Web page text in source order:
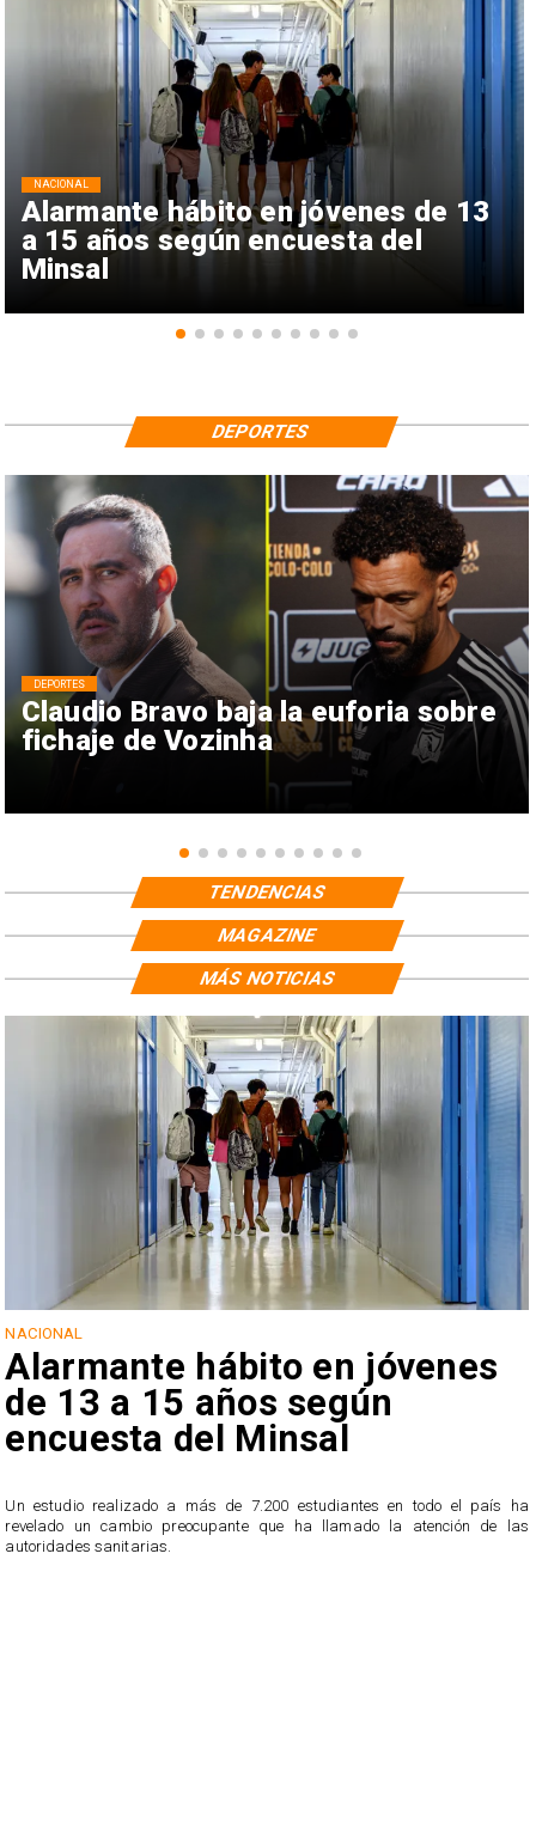
Alarmante hábito en jóvenes de 13
a 15 años según encuesta del
Minsal
NACIONAL
Claudio Bravo baja la euforia sobre
fichaje de Vozinha
DEPORTES
DEPORTES
TENDENCIAS
MAGAZINE
NACIONAL
Alarmante hábito en jóvenes
de 13 a 15 años según
encuesta del Minsal
Un estudio realizado a más de 7.200 estudiantes en todo el país ha
revelado un cambio preocupante que ha llamado la atención de las
autoridades sanitarias.
MÁS NOTICIAS